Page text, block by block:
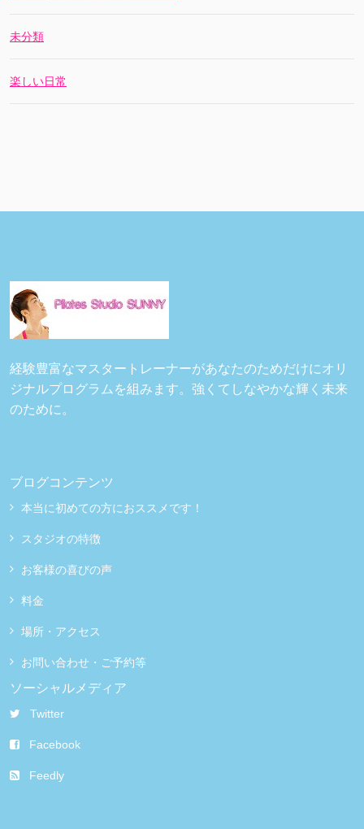
未分類
楽しい日常
経験豊富なマスタートレーナーがあなたのためだけにオリ
ジナルプログラムを組みます。強くてしなやかな輝く未来
のために。
ブログコンテンツ
本当に初めての方におススメです！
スタジオの特徴
お客様の喜びの声
料金
場所・アクセス
お問い合わせ・ご予約等
ソーシャルメディア
Twitter
Facebook
Feedly